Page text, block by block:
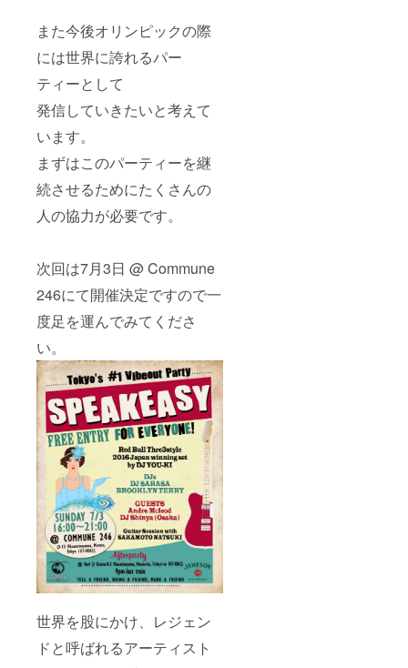
また今後オリンピックの際
には世界に誇れるパー
ティーとして
発信していきたいと考えて
います。
まずはこのパーティーを継
続させるためにたくさんの
人の協力が必要です。
次回は7月3日 @ Commune
246にて開催決定ですので一
度足を運んでみてくださ
い。
世界を股にかけ、レジェン
ドと呼ばれるアーティスト